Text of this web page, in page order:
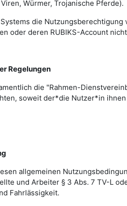
Würmer, Trojanische Pferde).
die
oder deren RUBIKS-Account
Regelungen
die "Rahmen-
soweit der*die Nutzer*in
allgemeinen
und Arbeiter § 3 Abs. 7 TV-L
Fahrlässigkeit.